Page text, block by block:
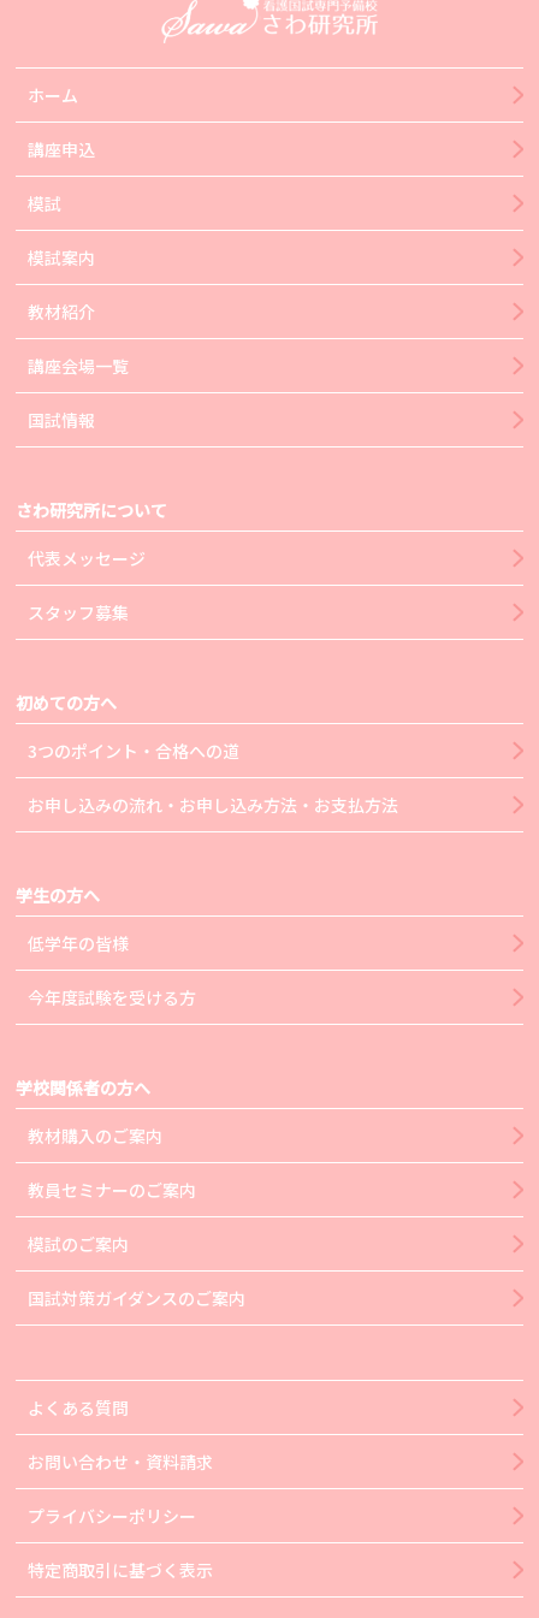
ホーム
講座申込
模試
模試案内
教材紹介
講座会場一覧
国試情報
さわ研究所について
代表メッセージ
スタッフ募集
初めての方へ
3つのポイント・合格への道
お申し込みの流れ・お申し込み方法・お支払方法
学生の方へ
低学年の皆様
今年度試験を受ける方
学校関係者の方へ
教材購入のご案内
教員セミナーのご案内
模試のご案内
国試対策ガイダンスのご案内
よくある質問
お問い合わせ・資料請求
プライバシーポリシー
特定商取引に基づく表示